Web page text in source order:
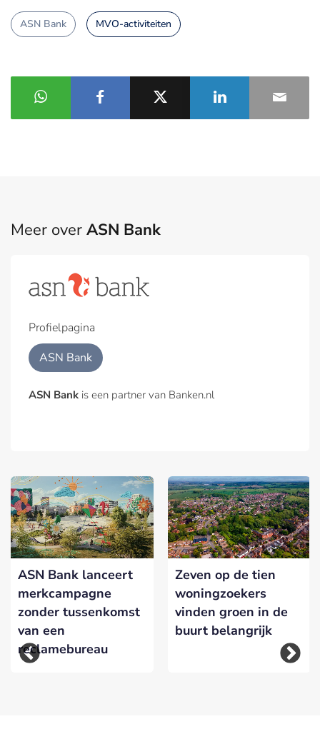
ASN Bank MVO-activiteiten
Meer over ASN Bank
Profielpagina
ASN Bank
ASN Bank is een partner van Banken.nl
ASN Bank lanceert
merkcampagne
zonder tussenkomst
van een
reclamebureau
Zeven op de tien
woningzoekers
vinden groen in de
buurt belangrijk